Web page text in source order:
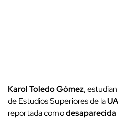
Karol Toledo Gómez,
de Estudios Superiores de la
reportada comodesaparecida